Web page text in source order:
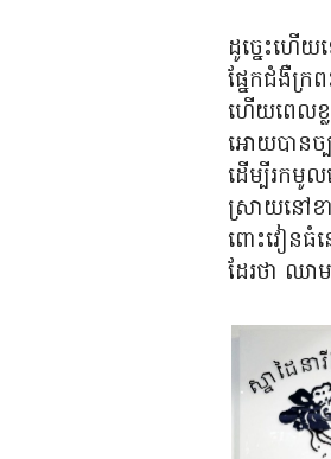
ដូច្នេះហើ
ផ្នែកជំងឺក្រ
ហើយពេលខ្
អោយបានច្
ដើម្បីរកមូ
ស្រាយនៅខ
ពោះវៀនធំ
ដែរថា ឈា